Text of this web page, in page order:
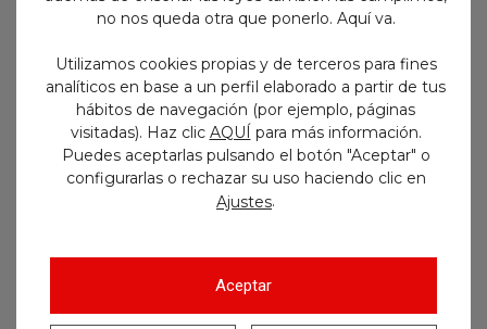
no nos queda otra que ponerlo. Aquí va.
Utilizamos cookies propias y de terceros para fines
analíticos en base a un perfil elaborado a partir de tus
hábitos de navegación (por ejemplo, páginas
visitadas). Haz clic AQUÍ para más información.
Puedes aceptarlas pulsando el botón "Aceptar" o
configurarlas o rechazar su uso haciendo clic en
Ajustes.
Aceptar